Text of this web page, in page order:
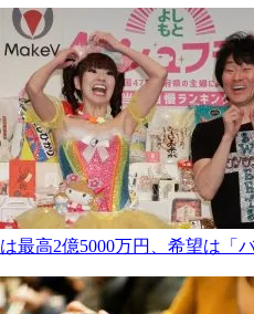
は最高2億5000万円、希望は「